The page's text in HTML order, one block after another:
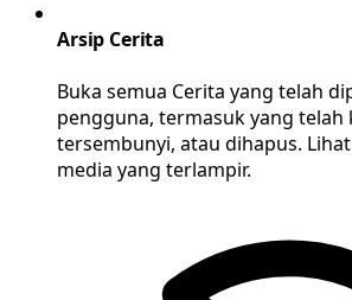
Arsip Cerita
Buka semua Cerita yang telah
pengguna, termasuk yang telah
tersembunyi, atau dihapus.
media yang terlampir.